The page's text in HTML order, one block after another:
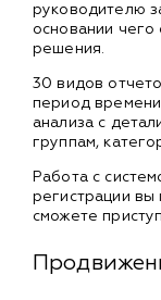
руководителю
основании чего
решения.
30 видов
период
анализа с
группам,
Работа с
регистрации вы
сможете